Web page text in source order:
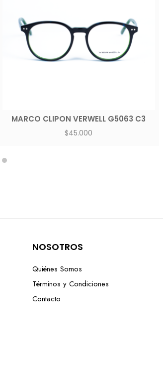
MARCO CLIPON VERWELL G5063 C3
$45.000
NOSOTROS
Quiénes Somos
Términos y Condiciones
Contacto